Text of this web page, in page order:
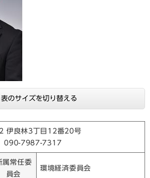
表のサイズを切り替える
伊良林3丁目12番20号
）090-7987-7317
属常任委
員会
環境経済委員会